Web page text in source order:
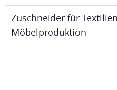
Zuschneider für
Möbelproduktion